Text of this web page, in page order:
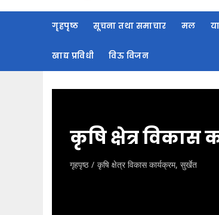
गृहपृष्ठ सूचना तथा समाचार मल
खाद्य प्रविधी विऊ विजन
कृषि क्षेत्र विकास
गृहपृष्ठ कृषि क्षेत्र विकास कार्यक्रम, सुर्खेत